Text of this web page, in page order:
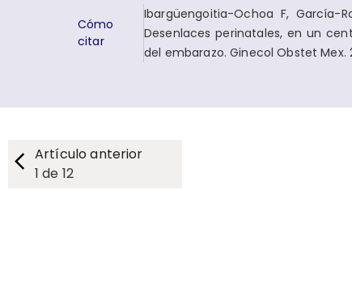
Cómo
citar
Ibargüengoitia-Ochoa F, García-
Desenlaces perinatales, en un
del embarazo. Ginecol Obstet Mex.
Artículo anterior
1 de 12